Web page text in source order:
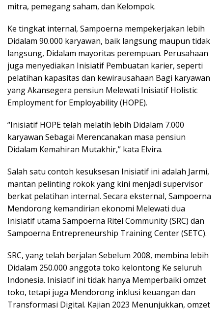
mitra, pemegang saham, dan Kelompok.
Ke tingkat internal, Sampoerna mempekerjakan lebih
Didalam 90.000 karyawan, baik langsung maupun tidak
langsung, Didalam mayoritas perempuan. Perusahaan
juga menyediakan Inisiatif Pembuatan karier, seperti
pelatihan kapasitas dan kewirausahaan Bagi karyawan
yang Akansegera pensiun Melewati Inisiatif Holistic
Employment for Employability (HOPE).
“Inisiatif HOPE telah melatih lebih Didalam 7.000
karyawan Sebagai Merencanakan masa pensiun
Didalam Kemahiran Mutakhir,” kata Elvira.
Salah satu contoh kesuksesan Inisiatif ini adalah Jarmi,
mantan pelinting rokok yang kini menjadi supervisor
berkat pelatihan internal. Secara eksternal, Sampoerna
Mendorong kemandirian ekonomi Melewati dua
Inisiatif utama Sampoerna Ritel Community (SRC) dan
Sampoerna Entrepreneurship Training Center (SETC).
SRC, yang telah berjalan Sebelum 2008, membina lebih
Didalam 250.000 anggota toko kelontong Ke seluruh
Indonesia. Inisiatif ini tidak hanya Memperbaiki omzet
toko, tetapi juga Mendorong inklusi keuangan dan
Transformasi Digital. Kajian 2023 Menunjukkan, omzet